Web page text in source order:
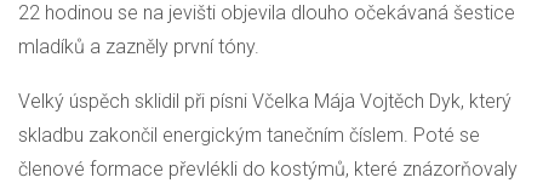
22 hodinou se na jevišti objevila dlouho očekávaná šestice
mladíků a zazněly první tóny.
Velký úspěch sklidil při písni Včelka Mája Vojtěch Dyk, který
skladbu zakončil energickým tanečním číslem. Poté se
členové formace převlékli do kostýmů, které znázorňovaly